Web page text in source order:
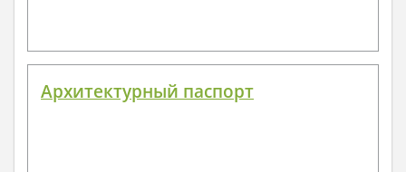
Архитектурный паспорт